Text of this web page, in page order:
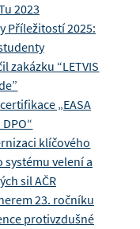
2023
Příležitostí 2025:
zakázku “LETVIS
„EASA
klíčového
velení a
sil AČR
23. ročníku
protivzdušné